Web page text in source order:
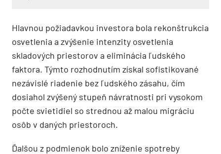
Hlavnou požiadavkou investora bola rekonštrukcia
osvetlenia a zvýšenie intenzity osvetlenia
skladových priestorov a eliminácia ľudského
faktora. Týmto rozhodnutím získal sofistikované
nezávislé riadenie bez ľudského zásahu, čím
dosiahol zvýšený stupeň návratnosti pri vysokom
počte svietidiel so strednou až malou migráciu
osôb v daných priestoroch.
Ďalšou z podmienok bolo zníženie spotreby